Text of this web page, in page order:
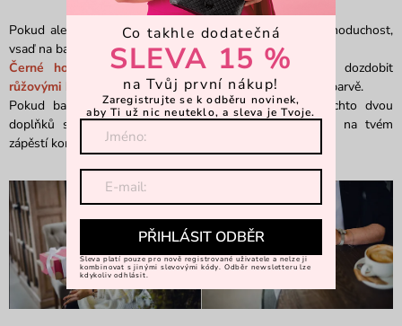
Pokud ale i ve své rebélii ráda najdeš řád a určitou jednoduchost,
vsaď na barvy.
Černé hodinky
s růžovým ciferníkem můžeš snadno dozdobit
růžovými korálky
, nebo provázkovým šperkemve stejné barvě.
Pokud barvy, a nemusí to být jen černá a růžová, těchto dvou
doplňků sladíš, bude opět vypadat celková kompozice na tvém
zápěstí komplexně a promyšleně.
Co takhle dodatečná
SLEVA 15 %
na Tvůj první nákup!
Zaregistrujte se k odběru novinek,
aby Ti už nic neuteklo, a sleva je Tvoje.
PŘIHLÁSIT ODBĚR
Sleva platí pouze pro nově registrované uživatele a nelze ji
kombinovat s jinými slevovými kódy. Odběr newsletteru lze
kdykoliv odhlásit.